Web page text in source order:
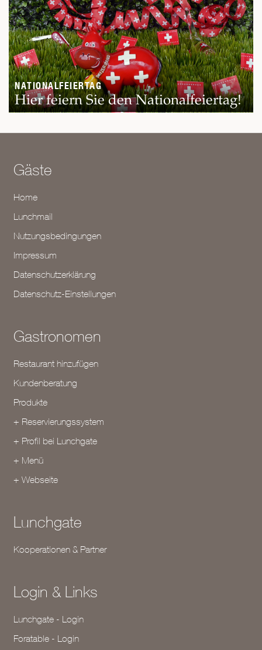
NATIONALFEIERTAG
Hier feiern Sie den Nationalfeiertag!
Gäste
Home
Lunchmail
Nutzungsbedingungen
Impressum
Datenschutzerklärung
Datenschutz-Einstellungen
Gastronomen
Restaurant hinzufügen
Kundenberatung
Produkte
+ Reservierungssystem
+ Profil bei Lunchgate
+ Menü
+ Webseite
Lunchgate
Kooperationen & Partner
Login & Links
Lunchgate - Login
Foratable - Login